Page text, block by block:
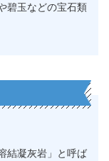
碧玉などの宝石類
結凝灰岩」と呼ば